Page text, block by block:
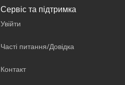
Сервіс та підтримка
Увійти
Часті питання/Довідка
Контакт